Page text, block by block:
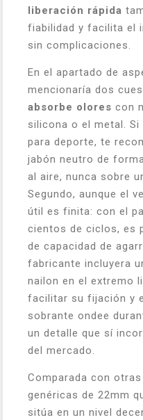
liberación rápida
fiabilidad y facilita el
sin complicaciones.
En el apartado de
mencionaría dos
absorbe olores con
silicona o el metal.
para deporte, te
jabón neutro de
al aire, nunca sobre
Segundo, aunque el
útil es finita: con el
cientos de ciclos, es
de capacidad de
fabricante incluyera
nailon en el extremo
facilitar su fijación y
sobrante ondee
un detalle que sí
del mercado.
Comparada con
genéricas de 22mm
sitúa en un nivel